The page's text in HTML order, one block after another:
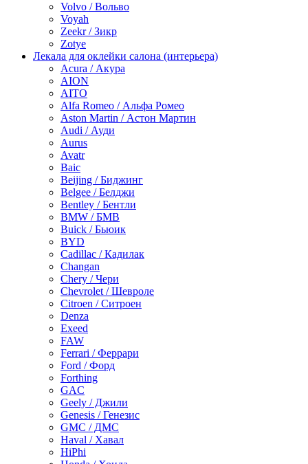
Volvo / Вольво
Voyah
Zeekr / Зикр
Zotye
Лекала для оклейки салона (интерьера)
Acura / Акура
AION
AITO
Alfa Romeo / Альфа Ромео
Aston Martin / Астон Мартин
Audi / Ауди
Aurus
Avatr
Baic
Beijing / Биджинг
Belgee / Белджи
Bentley / Бентли
BMW / БМВ
Buick / Бьюик
BYD
Cadillac / Кадилак
Changan
Chery / Чери
Chevrolet / Шевроле
Citroen / Ситроен
Denza
Exeed
FAW
Ferrari / Феррари
Ford / Форд
Forthing
GAC
Geely / Джили
Genesis / Генезис
GMC / ДМС
Haval / Хавал
HiPhi